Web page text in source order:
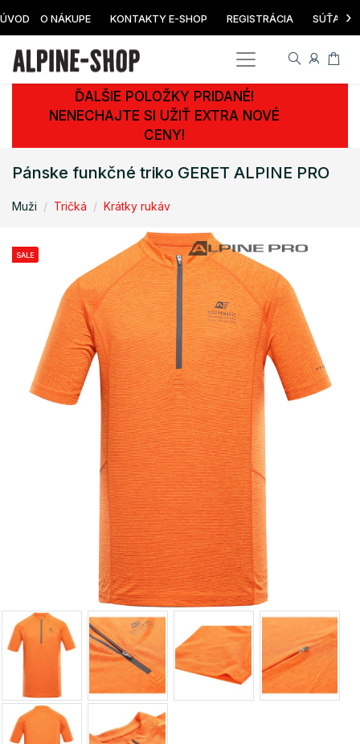
ÚVOD O NÁKUPE KONTAKTY E-SHOP REGISTRÁCIA SÚŤAŽ ›
ĎALŠIE POLOŽKY PRIDANÉ!
NENECHAJTE SI UŽIŤ EXTRA NOVÉ
CENY!
Pánske funkčné triko GERET ALPINE PRO
Muži Tričká Krátky rukáv
SALE